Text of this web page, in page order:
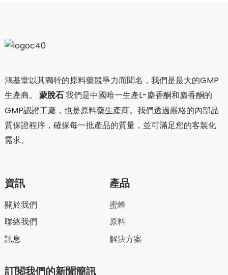
鴻基堂以其獨特的原料藥競爭力而聞名，我們是最大的GMP
生產商。 蒙脫石我們是中國唯一生產L-麝香酮和麝香酮的
GMP認證工廠，也是原料藥生產商。我們透過嚴格的內部品
質保證程序，確保每一批產品的質量，並可滿足您的客製化
需求。
資訊
關於我們
聯絡我們
訊息
產品
蜜蜂
原料
解決方案
訂閱我們的新聞簡訊